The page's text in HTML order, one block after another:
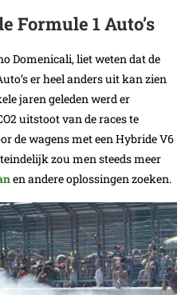
Formule 1 Auto’s
Domenicali, liet weten dat de
er heel anders uit kan zien
jaren geleden werd er
uitstoot van de races te
de wagens met een Hybride V6
zou men steeds meer
en andere oplossingen zoeken.